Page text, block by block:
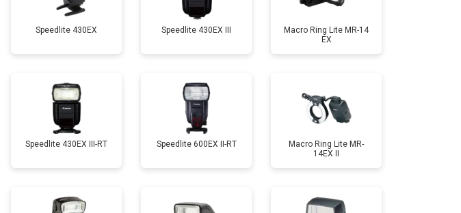
Speedlite 430EX Speedlite 430EX III
Macro Ring Lite MR-14
EX
Speedlite 430EX III-RT Speedlite 600EX II-RT
Macro Ring Lite MR-
14EX II